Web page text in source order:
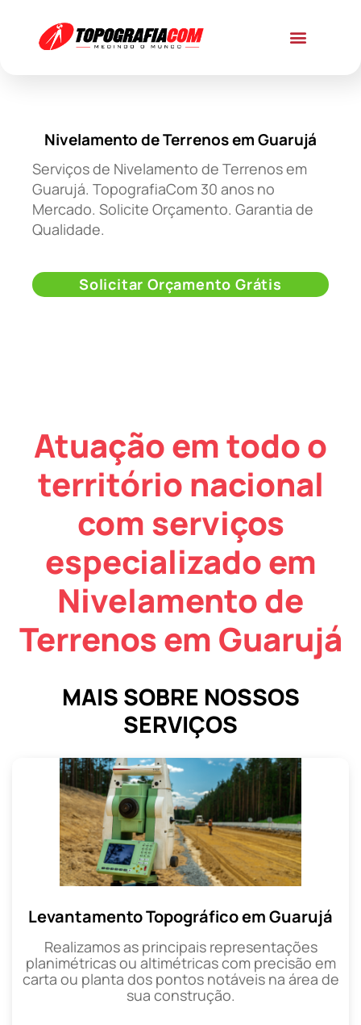
Nivelamento de Terrenos em Guarujá
Serviços de Nivelamento de Terrenos em
Guarujá. TopografiaCom 30 anos no
Mercado. Solicite Orçamento. Garantia de
Qualidade.
Solicitar Orçamento Grátis
Atuação em todo o
território nacional
com serviços
especializado em
Nivelamento de
Terrenos em Guarujá
MAIS SOBRE NOSSOS
SERVIÇOS
Levantamento Topográfico em Guarujá
Realizamos as principais representações
planimétricas ou altimétricas com precisão em
carta ou planta dos pontos notáveis na área de
sua construção.